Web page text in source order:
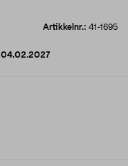
Artikkelnr.: 41-1695
04.02.2027